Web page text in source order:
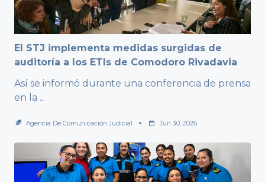
El STJ implementa medidas surgidas de
auditoría a los ETIs de Comodoro Rivadavia
Así se informó durante una conferencia de prensa
en la ...
Agencia De Comunicación Judicial Jun 30, 2026